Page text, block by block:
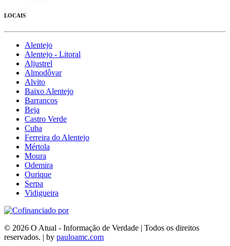
LOCAIS
Alentejo
Alentejo - Litoral
Aljustrel
Almodôvar
Alvito
Baixo Alentejo
Barrancos
Beja
Castro Verde
Cuba
Ferreira do Alentejo
Mértola
Moura
Odemira
Ourique
Serpa
Vidigueira
© 2026 O Atual - Informação de Verdade | Todos os direitos
reservados. | by pauloamc.com